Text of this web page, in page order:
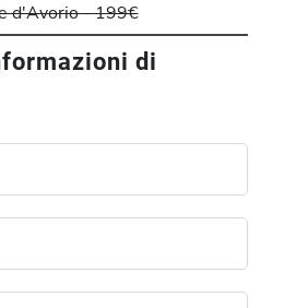
d'Avorio - 199€
di